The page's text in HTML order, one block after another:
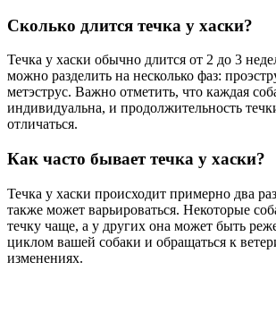
Сколько длится течка у хаски?
Течка у хаски обычно длится от 2 до 3
можно разделить на несколько фаз:
метэструс. Важно отметить, что каждая
индивидуальна, и продолжительность
отличаться.
Как часто бывает течка у хаски?
Течка у хаски происходит примерно два
также может варьироваться. Некоторые
течку чаще, а у других она может быть
циклом вашей собаки и обращаться к
изменениях.